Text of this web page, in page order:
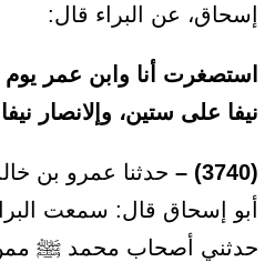
إسحاق، عن البراء قال:
استصغرت أنا وابن عمر يوم
نيفا على ستين، وإلانصار
(3740) –
حدثنا عمرو بن
أبو إسحاق قال: سمعت
حدثني أصحاب محمد ﷺ